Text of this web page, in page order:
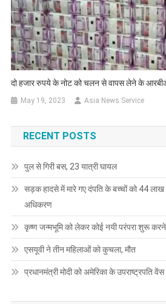
दो हजार रुपये के नोट को चलन से वापस लेने के
May 19, 2023 Asia News Service
RECENT POSTS
पुल से गिरी बस, 23 यात्री घायल
सड़क हादसे में मारे गए दंपति के बच्चों को 44
अधिकरण
कृष्ण जन्मभूमि को लेकर कोई नयी परंपरा शुरू
एसयूवी ने तीन महिलाओं को कुचला, मौत
प्रधानमंत्री मोदी को अमेरिका के उपराष्ट्रपति